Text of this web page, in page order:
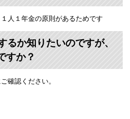
人１年金の原則があるためです
か知りたいのですが、
すか？
確認ください。